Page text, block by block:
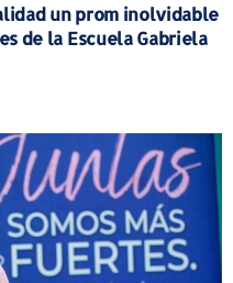
un prom inolvidable
de la Escuela Gabriela